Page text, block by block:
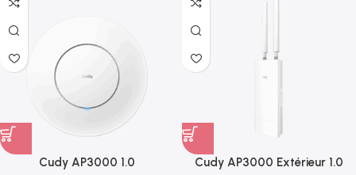
Cudy AP3000 1.0 Cudy AP3000 Extérieur 1.0